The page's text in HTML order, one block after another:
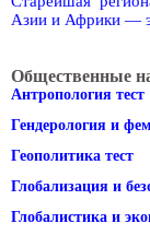
Азии и Африки —
Общественные
Антропология тест
Гендерология и
Геополитика тест
Глобализация и
Глобалистика и